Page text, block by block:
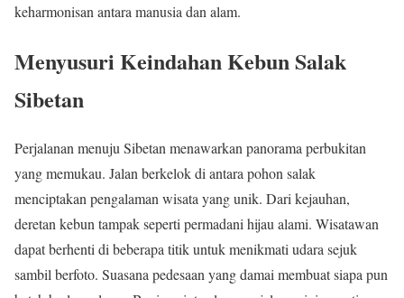
keharmonisan antara manusia dan alam.
Menyusuri Keindahan Kebun Salak
Sibetan
Perjalanan menuju Sibetan menawarkan panorama perbukitan
yang memukau. Jalan berkelok di antara pohon salak
menciptakan pengalaman wisata yang unik. Dari kejauhan,
deretan kebun tampak seperti permadani hijau alami. Wisatawan
dapat berhenti di beberapa titik untuk menikmati udara sejuk
sambil berfoto. Suasana pedesaan yang damai membuat siapa pun